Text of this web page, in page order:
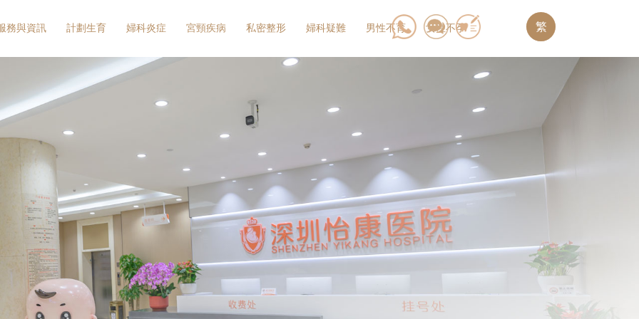
務與資訊 計劃生育 婦科炎症 宮頸疾病 私密整形 婦科疑難 男性不育 女性不孕 繁